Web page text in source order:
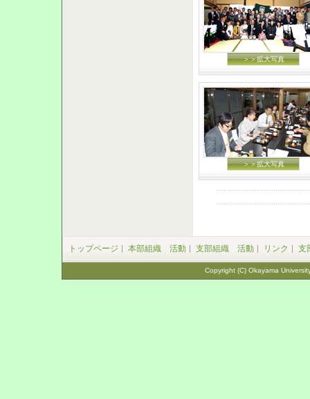
＞＞拡大写真
＞＞拡大写真
トップページ 本部組織 活動 支部組織 活動 リンク 支
Copyright (C) Okayama